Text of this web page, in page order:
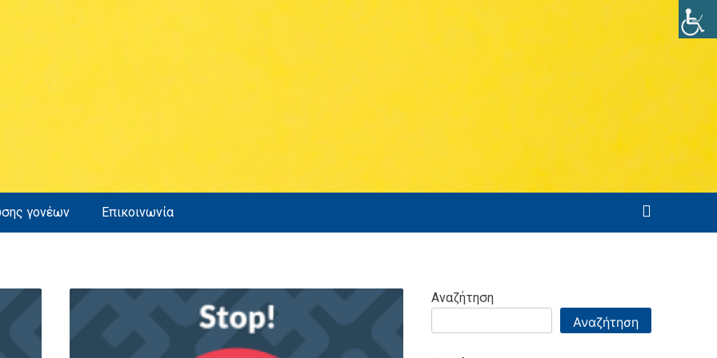
γονέων Επικοινωνία
Αναζήτηση
Αναζήτηση